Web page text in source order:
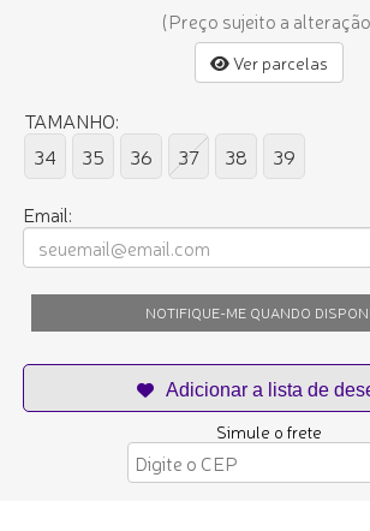
(Preço sujeito a
Ver parcelas
TAMANHO:
34
35 36 37 38 39
Email:
NOTIFIQUE-ME QUANDO
Simule o frete